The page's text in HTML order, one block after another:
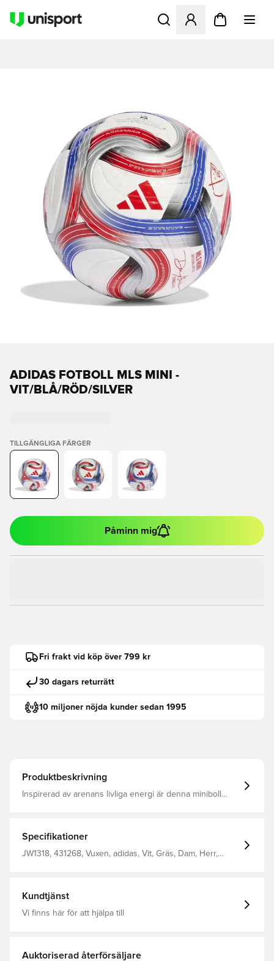
Öppnar en Modal för att
ADIDAS FOTBOLL MLS MINI -
VIT/BLÅ/RÖD/SILVER
TILLGÄNGLIGA FÄRGER
Påminn mig
Fri frakt vid köp över 799 kr
30 dagars returrätt
10 miljoner nöjda kunder sedan 1995
Produktbeskrivning
Inspirerad av arenans livliga energi är denna miniboll
fokusera på din match utan avbrott Matchbollens form
ger en touch av äkthet Spelare unga och gamla kommer
att uppskatta enkel hantering och exakt kontroll Airless
Specifikationer
JW1318, 431268, Vuxen, adidas, Vit, Gräs, Dam, Herr,
Kundtjänst
Vi finns här för att hjälpa till
Auktoriserad återförsäljare